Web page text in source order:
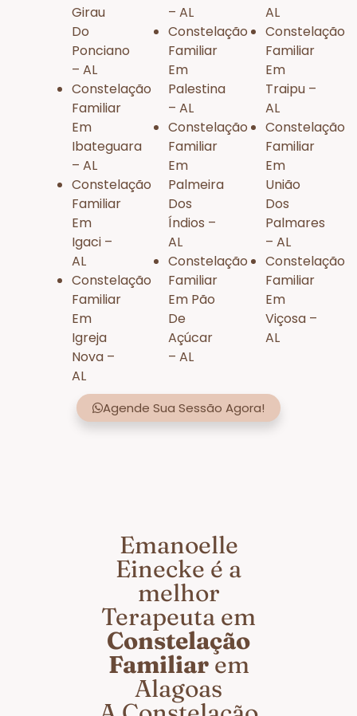
Girau
Do
Ponciano
– AL
Constelação
Familiar
Em
Ibateguara
– AL
Constelação
Familiar
Em
Igaci –
AL
Constelação
Familiar
Em
Igreja
Nova –
AL
– AL
Constelação
Familiar
Em
Palestina
– AL
Constelação
Familiar
Em
Palmeira
Dos
Índios –
AL
Constelação
Familiar
Em Pão
De
Açúcar
– AL
AL
Constelação
Familiar
Em
Traipu –
AL
Constelação
Familiar
Em
União
Dos
Palmares
– AL
Constelação
Familiar
Em
Viçosa –
AL
Agende Sua Sessão Agora!
Emanoelle
Einecke é a
melhor
Terapeuta em
Constelação
Familiarem
Alagoas